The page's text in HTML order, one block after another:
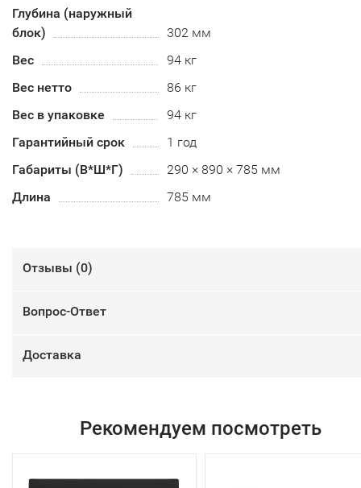
Глубина (наружный
блок)
302 мм
Вес
94 кг
Вес нетто
86 кг
Вес в упаковке
94 кг
Гарантийный срок
1 год
Габариты (В*Ш*Г)
290 × 890 × 785 мм
Длина
785 мм
Отзывы (0)
Вопрос-Ответ
Доставка
Рекомендуем посмотреть